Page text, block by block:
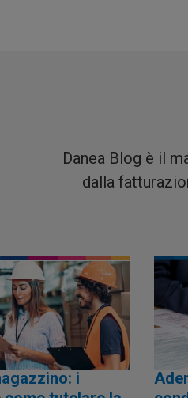
Danea Blog è il
dalla
i